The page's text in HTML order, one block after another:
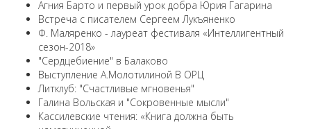
Агния Барто и первый урок добра Юрия Гагарина
Встреча с писателем Сергеем Лукъяненко
Ф. Маляренко - лауреат фестиваля «Интеллигентный
сезон-2018»
"Сердцебиение" в Балаково
Выступление А.Молотилиной В ОРЦ
Литклуб: "Счастливые мгновенья"
Галина Вольская и "Сокровенные мысли"
Кассилевские чтения: «Книга должна быть